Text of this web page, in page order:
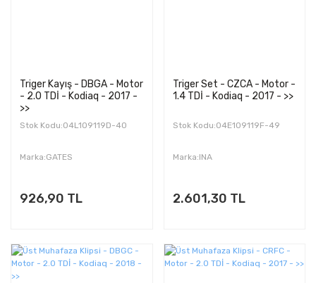
Triger Kayış - DBGA - Motor
- 2.0 TDİ - Kodiaq - 2017 -
>>
Stok Kodu:04L109119D-40
Marka:GATES
926,90 TL
Triger Set - CZCA - Motor -
1.4 TDİ - Kodiaq - 2017 - >>
Stok Kodu:04E109119F-49
Marka:INA
2.601,30 TL